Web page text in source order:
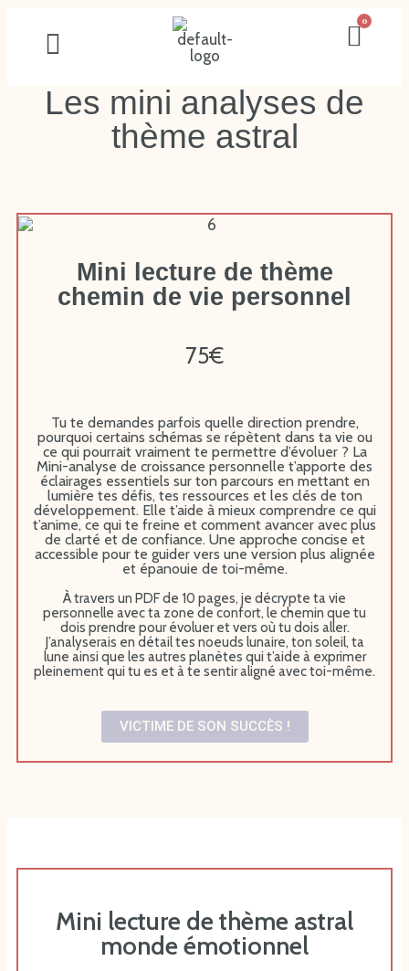
Les mini analyses de
thème astral
Mini lecture de thème
chemin de vie personnel
75€
Tu te demandes parfois quelle direction prendre,
pourquoi certains schémas se répètent dans ta vie ou
ce qui pourrait vraiment te permettre d’évoluer ? La
Mini-analyse de croissance personnelle t’apporte des
éclairages essentiels sur ton parcours en mettant en
lumière tes défis, tes ressources et les clés de ton
développement. Elle t’aide à mieux comprendre ce qui
t’anime, ce qui te freine et comment avancer avec plus
de clarté et de confiance. Une approche concise et
accessible pour te guider vers une version plus alignée
et épanouie de toi-même.
À travers un PDF de 10 pages, je décrypte ta vie
personnelle avec ta zone de confort, le chemin que tu
dois prendre pour évoluer et vers où tu dois aller.
J’analyserais en détail tes noeuds lunaire, ton soleil, ta
lune ainsi que les autres planètes qui t’aide à exprimer
pleinement qui tu es et à te sentir aligné avec toi-même.
VICTIME DE SON SUCCÈS !
Mini lecture de thème astral
monde émotionnel